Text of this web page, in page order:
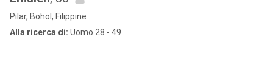
Pilar, Bohol, Filippine
Alla ricerca di: Uomo 28 - 49